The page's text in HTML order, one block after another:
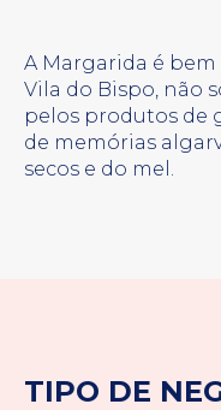
A Margarida é
Vila do Bispo, não
pelos produtos de
de memórias
secos e do mel.
TIPO DE